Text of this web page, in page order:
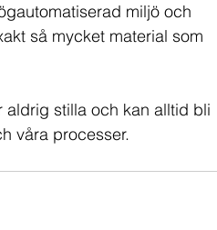
miljö och
så mycket material som
stilla och kan alltid bli
våra processer.